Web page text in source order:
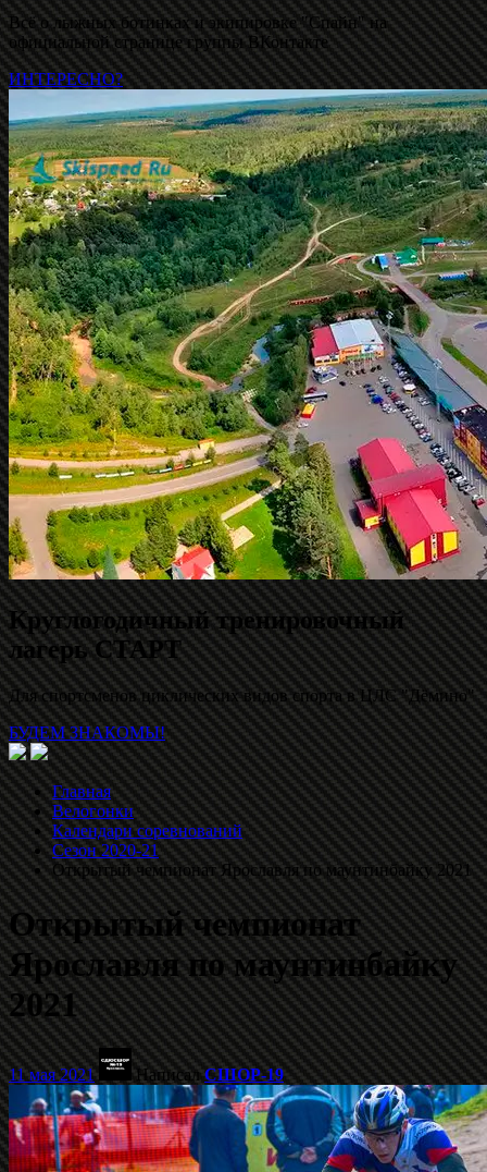
Всё о лыжных ботинках и экипировке "Спайн" на
официальной странице группы ВКонтакте
ИНТЕРЕСНО?
Круглогодичный тренировочный
лагерь СТАРТ
Для спортсменов циклических видов спорта в ЦЛС "Дёмино"
БУДЕМ ЗНАКОМЫ!
Главная
Велогонки
Календари соревнований
Сезон 2020-21
Открытый чемпионат Ярославля по маунтинбайку 2021
Открытый чемпионат
Ярославля по маунтинбайку
2021
11 мая 2021 НаписалСШОР-19